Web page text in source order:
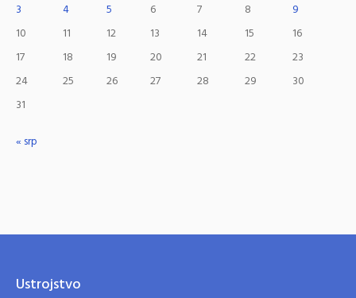
3
4 5 6 7 8
9
10
11 12 13 14 15
16
17
18 19 20 21 22
23
24
25 26 27 28 29
30
31
« srp
Ustrojstvo